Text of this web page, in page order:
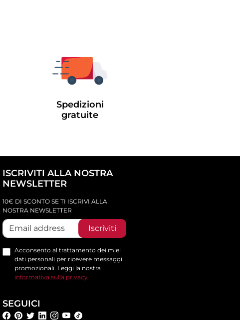
Spedizioni
gratuite
ISCRIVITI ALLA NOSTRA
NEWSLETTER
10€ DI SCONTO SE TI ISCRIVI ALLA
NOSTRA NEWSLETTER
Iscriviti
Acconsento al trattamento dei miei
dati personali per ricevere messaggi
promozionali. Leggi la nostra
informativa sulla privacy
SEGUICI